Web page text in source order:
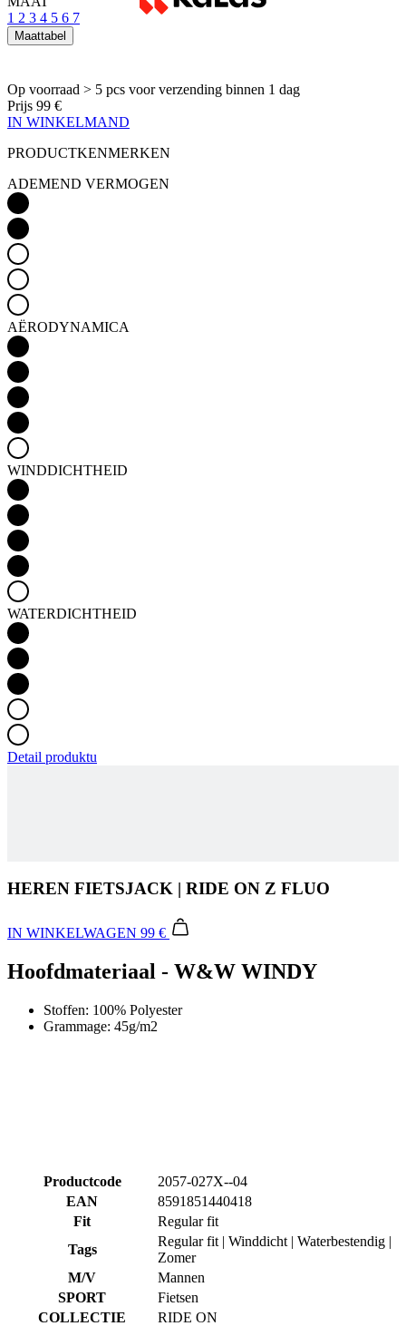
1 2 3 4 5 6 7
Maattabel
Op voorraad > 5 pcs voor verzending binnen 1 dag
Prijs 99 €
IN WINKELMAND
PRODUCTKENMERKEN
ADEMEND VERMOGEN
AËRODYNAMICA
WINDDICHTHEID
WATERDICHTHEID
Detail produktu
HEREN FIETSJACK | RIDE ON Z FLUO
IN WINKELWAGEN 99 €
Hoofdmateriaal - W&W WINDY
Stoffen: 100% Polyester
Grammage: 45g/m2
Productcode
2057-027X--04
EAN
8591851440418
Fit
Regular fit
Tags
Regular fit | Winddicht | Waterbestendig |
Zomer
M/V
Mannen
SPORT
Fietsen
COLLECTIE
RIDE ON